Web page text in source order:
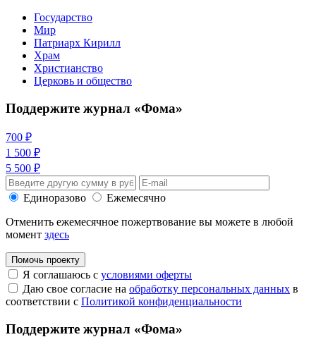
Государство
Мир
Патриарх Кирилл
Храм
Христианство
Церковь и общество
Поддержите журнал «Фома»
700 ₽
1 500 ₽
5 500 ₽
Единоразово
Ежемесячно
Отменить ежемесячное пожертвование вы можете в любой
момент здесь
Помочь проекту
Я соглашаюсь с условиями оферты
Даю свое согласие на обработку персональных данных в
соответствии с Политикой конфиденциальности
Поддержите журнал «Фома»